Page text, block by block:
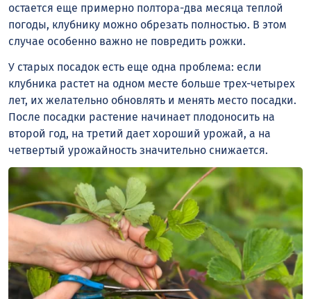
остается еще примерно полтора-два месяца теплой
погоды, клубнику можно обрезать полностью. В этом
случае особенно важно не повредить рожки.
У старых посадок есть еще одна проблема: если
клубника растет на одном месте больше трех-четырех
лет, их желательно обновлять и менять место посадки.
После посадки растение начинает плодоносить на
второй год, на третий дает хороший урожай, а на
четвертый урожайность значительно снижается.